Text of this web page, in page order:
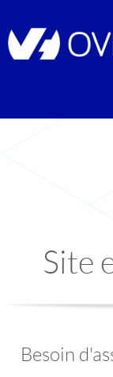
Site
Besoin